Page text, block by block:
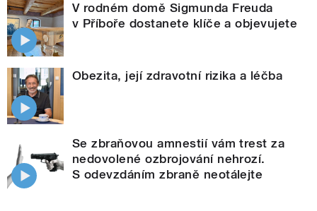
V rodném domě Sigmunda Freuda
v Příboře dostanete klíče a objevujete
Obezita, její zdravotní rizika a léčba
Se zbraňovou amnestií vám trest za
nedovolené ozbrojování nehrozí.
S odevzdáním zbraně neotálejte